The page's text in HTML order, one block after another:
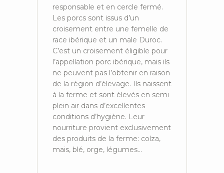
responsable et en cercle fermé.
Les porcs sont issus d’un
croisement entre une femelle de
race ibérique et un male Duroc.
C’est un croisement éligible pour
l’appellation porc ibérique, mais ils
ne peuvent pas l’obtenir en raison
de la région d’élevage. Ils naissent
à la ferme et sont élevés en semi
plein air dans d’excellentes
conditions d’hygiène. Leur
nourriture provient exclusivement
des produits de la ferme: colza,
mais, blé, orge, légumes…